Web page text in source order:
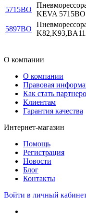
5715BO
KEVA 5715BO
5897BO
О компании
О компании
Правовая
Как стать
Клиентам
Гарантия качества
Интернет-магазин
Помощь
Регистрация
Новости
Блог
Контакты
Войти в личный